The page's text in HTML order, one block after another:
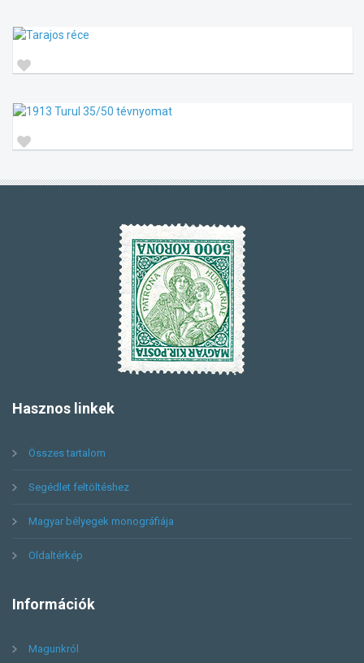
Hasznos linkek
Összes tartalom
Segédlet feltöltéshez
Magyar bélyegek monográfiája
Oldaltérkép
Információk
Magunkról